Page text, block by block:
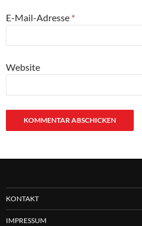
E-Mail-Adresse *
Website
KONTAKT
IMPRESSUM